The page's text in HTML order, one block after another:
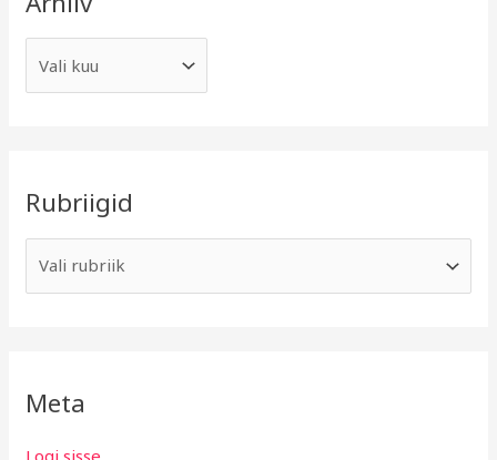
Rubriigid
Meta
Logi sisse